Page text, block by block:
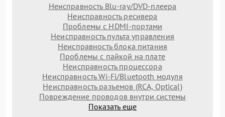
Неисправность Blu-ray/DVD-плеера
Неисправность ресивера
Проблемы с HDMI-портами
Неисправность пульта управления
Неисправность блока питания
Проблемы с пайкой на плате
Неисправность процессора
Неисправность Wi-Fi/Bluetooth модуля
Неисправность разъемов (RCA, Optical)
Повреждение проводов внутри системы
Показать еще